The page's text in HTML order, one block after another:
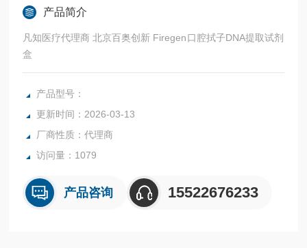
产品简介
凡知医疗代理商 北京百奥创新 Firegen口腔拭子DNA提取试剂
盒
产品型号：
更新时间：2026-03-13
厂商性质：代理商
访问量：1079
产品咨询 15522676233